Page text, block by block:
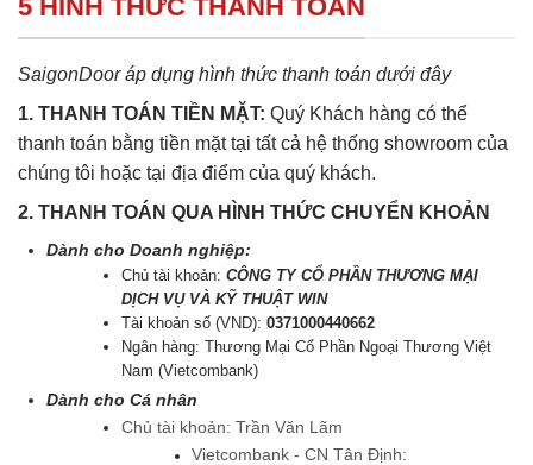
5 HÌNH THỨC THANH TOÁN
SaigonDoor áp dụng hình thức thanh toán dưới đây
1. THANH TOÁN TIỀN MẶT: Quý Khách hàng có thể
thanh toán bằng tiền mặt tại tất cả hệ thống showroom của
chúng tôi hoặc tại địa điểm của quý khách.
2. THANH TOÁN QUA HÌNH THỨC CHUYỂN KHOẢN
Dành cho Doanh nghiệp:
Chủ tài khoản:CÔNG TY CỔ PHẦN THƯƠNG MẠI
DỊCH VỤ VÀ KỸ THUẬT WIN
Tài khoản số (VND):0371000440662
Ngân hàng: Thương Mại Cổ Phần Ngoại Thương Việt
Nam (Vietcombank)
Dành cho Cá nhân
Chủ tài khoản: Trần Văn Lãm
Vietcombank - CN Tân Định: